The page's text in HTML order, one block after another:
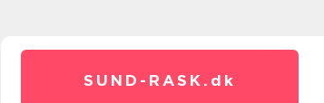
SUND-RASK. dk